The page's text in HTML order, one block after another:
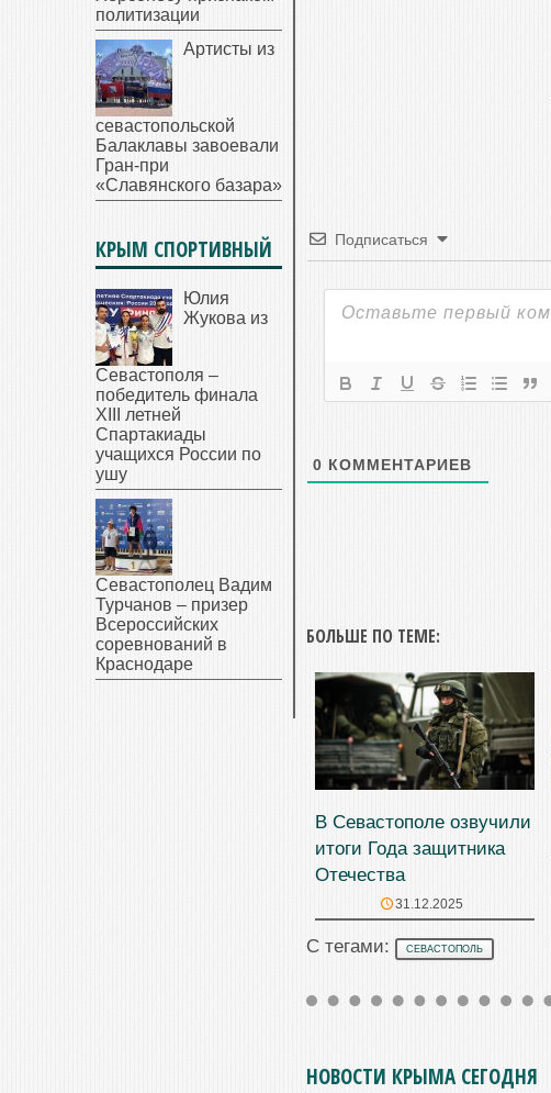
Подписаться
0 КОММЕНТАРИЕВ
БОЛЬШЕ ПО ТЕМЕ:
В Севастополе озвучили
итоги Года защитника
Отечества
31.12.2025
С тегами: СЕВАСТОПОЛЬ
НОВОСТИ КРЫМА СЕГОДНЯ
политизации
Артисты из
севастопольской
Балаклавы завоевали
Гран-при
«Славянского базара»
КРЫМ СПОРТИВНЫЙ
Юлия
Жукова из
Севастополя –
победитель финала
XIII летней
Спартакиады
учащихся России по
ушу
Севастополец Вадим
Турчанов – призер
Всероссийских
соревнований в
Краснодаре